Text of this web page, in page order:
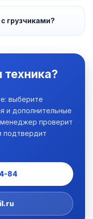
грузчиками?
выберите
и дополнительные
менеджер проверит
подтвердит
84